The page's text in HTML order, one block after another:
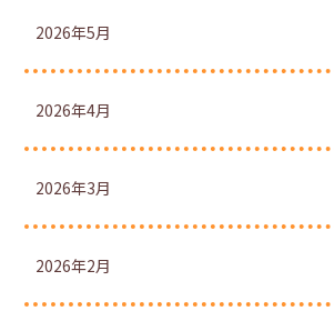
2026年5月
2026年4月
2026年3月
2026年2月